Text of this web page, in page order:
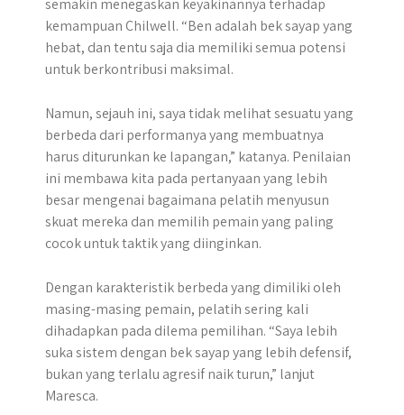
semakin menegaskan keyakinannya terhadap
kemampuan Chilwell. “Ben adalah bek sayap yang
hebat, dan tentu saja dia memiliki semua potensi
untuk berkontribusi maksimal.
Namun, sejauh ini, saya tidak melihat sesuatu yang
berbeda dari performanya yang membuatnya
harus diturunkan ke lapangan,” katanya. Penilaian
ini membawa kita pada pertanyaan yang lebih
besar mengenai bagaimana pelatih menyusun
skuat mereka dan memilih pemain yang paling
cocok untuk taktik yang diinginkan.
Dengan karakteristik berbeda yang dimiliki oleh
masing-masing pemain, pelatih sering kali
dihadapkan pada dilema pemilihan. “Saya lebih
suka sistem dengan bek sayap yang lebih defensif,
bukan yang terlalu agresif naik turun,” lanjut
Maresca.